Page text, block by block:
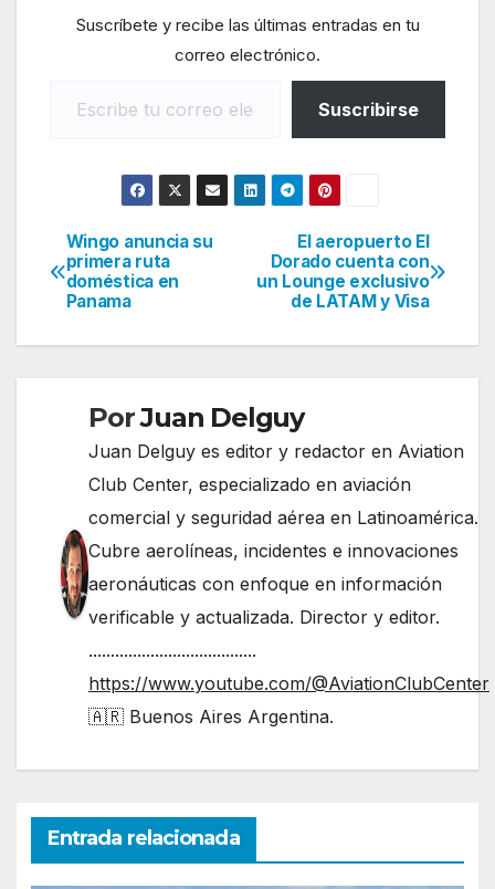
Suscríbete y recibe las últimas entradas en tu
correo electrónico.
Suscribirse
Navegación
de
entradas
El aeropuerto El
Dorado cuenta con
un Lounge exclusivo
de LATAM y Visa
Wingo anuncia su
primera ruta
doméstica en
Panama
PorJuan Delguy
Juan Delguy es editor y redactor en Aviation
Club Center, especializado en aviación
comercial y seguridad aérea en Latinoamérica.
Cubre aerolíneas, incidentes e innovaciones
aeronáuticas con enfoque en información
verificable y actualizada. Director y editor.
......................................
https://www.youtube.com/@AviationClubCenter
🇦🇷 Buenos Aires Argentina.
Entrada relacionada